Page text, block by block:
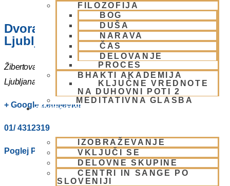
FILOZOFIJA
BOG
DUŠA
NARAVA
ČAS
DELOVANJE
PROCES
BHAKTI AKADEMIJA
KLJUČNE VREDNOTE
NA DUHOVNI POTI 2
MEDITATIVNA GLASBA
SKUPNOST
IZOBRAŽEVANJE
VKLJUČI SE
DELOVNE SKUPINE
CENTRI IN SANGE PO
SLOVENIJI
Dvorana – Center Hare Krišna v
Ljubljani
Žibertova 27
Ljubljana
Slovenia
+ Google Zemljevidi
01/ 4312319
Poglej Prizorišče spletno stran